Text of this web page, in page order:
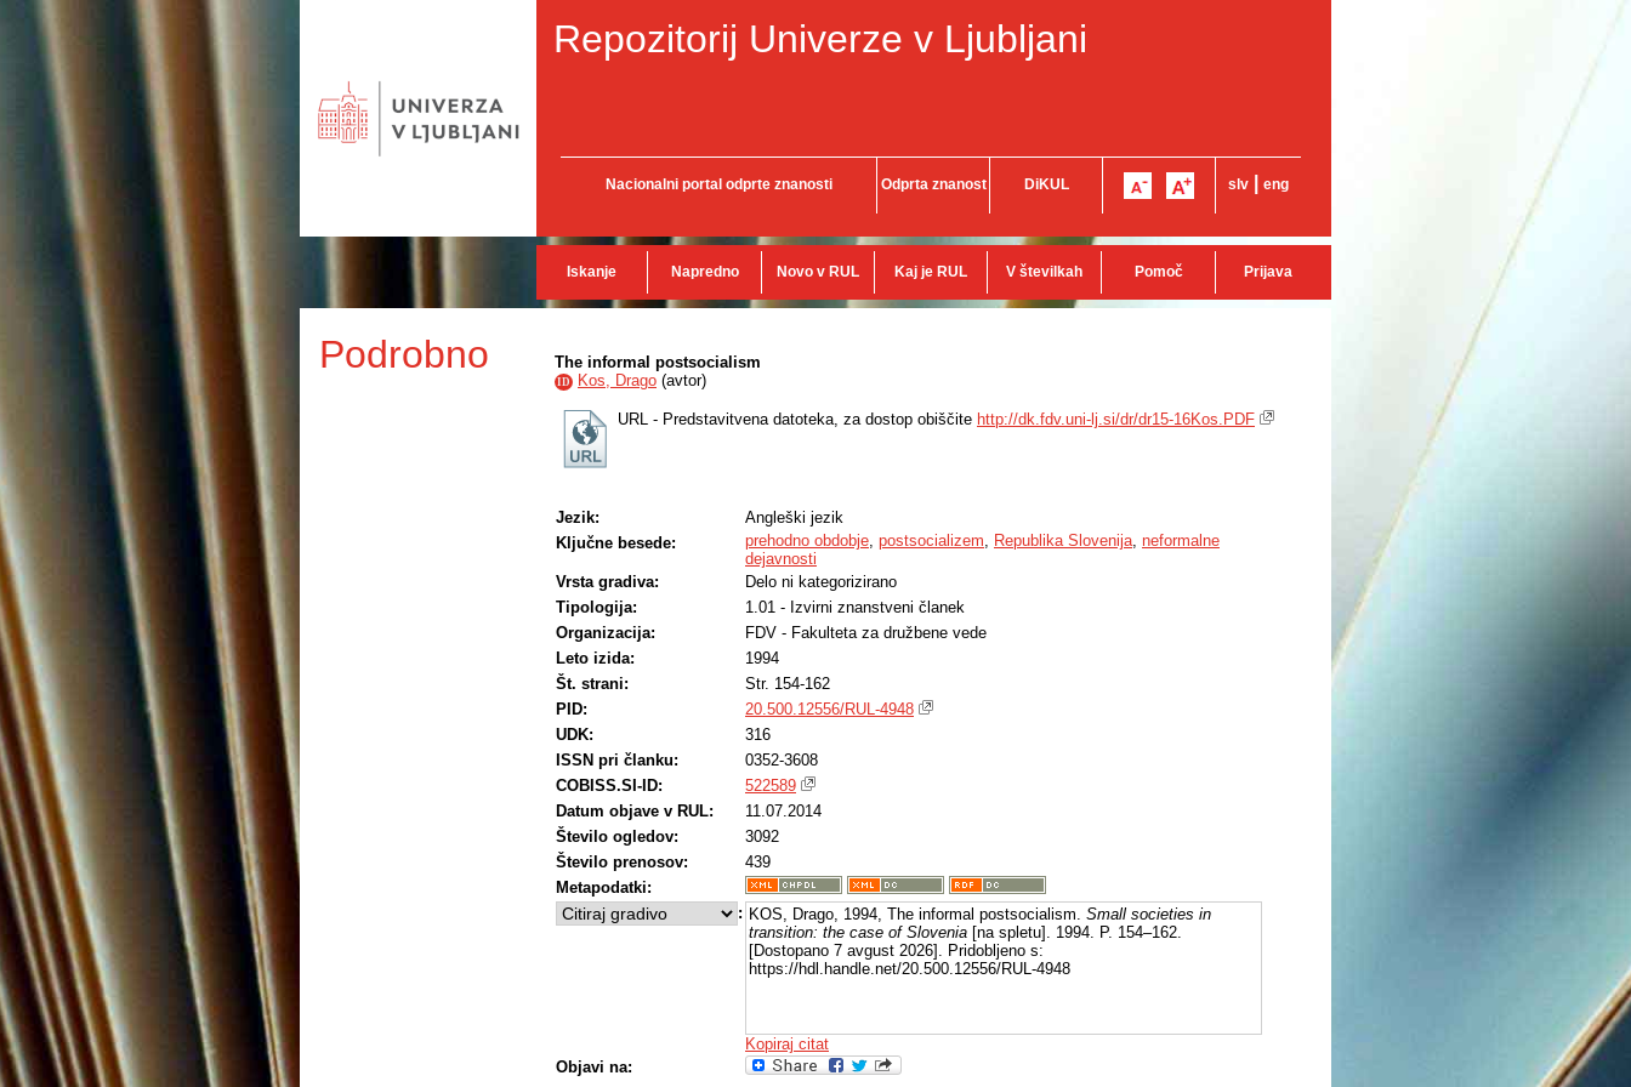
Repozitorij Univerze v Ljubljani
Nacionalni portal odprte znanosti Odprta znanost DiKUL slv eng
Iskanje Napredno Novo v RUL Kaj je RUL V številkah Pomoč Prijava
Podrobno The informal postsocialism
ID Kos, Drago (avtor)
URL - Predstavitvena datoteka, za dostop obiščite http://dk.fdv.uni-lj.si/dr/dr15-16Kos.PDF
Jezik:
Angleški jezik
Ključne besede:
prehodno obdobje, postsocializem, Republika Slovenija, neformalne
dejavnosti
Vrsta gradiva:
Delo ni kategorizirano
Tipologija:
1.01 - Izvirni znanstveni članek
Organizacija:
FDV - Fakulteta za družbene vede
Leto izida:
1994
Št. strani:
Str. 154-162
PID:
20.500.12556/RUL-4948
UDK:
316
ISSN pri članku:
0352-3608
COBISS.SI-ID:
522589
Datum objave v RUL:
11.07.2014
Število ogledov:
3092
Število prenosov:
439
Metapodatki:
: KOS, Drago, 1994, The informal postsocialism. Small societies in
transition: the case of Slovenia [na spletu]. 1994. P. 154–162.
[Dostopano 7 avgust 2026]. Pridobljeno s:
https://hdl.handle.net/20.500.12556/RUL-4948
Kopiraj citat
Objavi na: